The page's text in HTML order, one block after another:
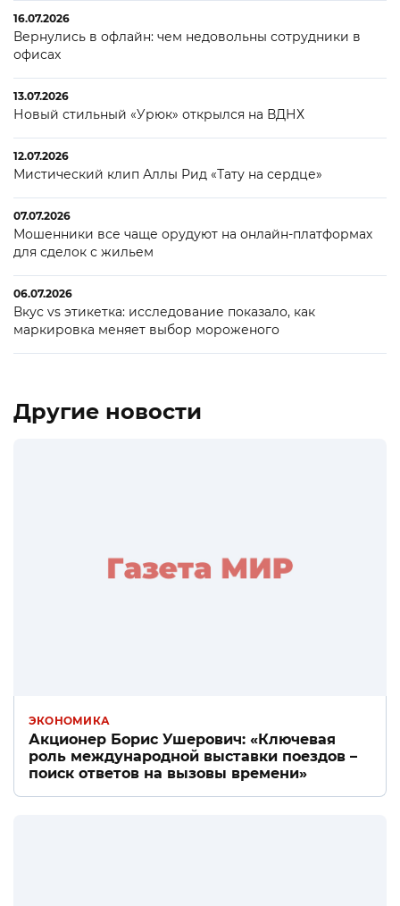
16.07.2026
Вернулись в офлайн: чем недовольны сотрудники в
офисах
13.07.2026
Новый стильный «Урюк» открылся на ВДНХ
12.07.2026
Мистический клип Аллы Рид «Тату на сердце»
07.07.2026
Мошенники все чаще орудуют на онлайн-платформах
для сделок с жильем
06.07.2026
Вкус vs этикетка: исследование показало, как
маркировка меняет выбор мороженого
Другие новости
ЭКОНОМИКА
Акционер Борис Ушерович: «Ключевая
роль международной выставки поездов –
поиск ответов на вызовы времени»